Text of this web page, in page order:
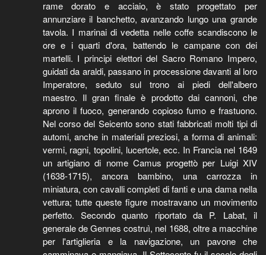
rame dorato e acciaio, è stato progettato per
annunziare il banchetto, avanzando lungo una grande
tavola. I marinai di vedetta nelle coffe scandiscono le
ore e i quarti d'ora, battendo le campane con dei
martelli. I principi elettori del Sacro Romano Impero,
guidati da araldi, passano in processione davanti al loro
Imperatore, seduto sul trono ai piedi dell'albero
maestro. Il gran finale è prodotto dai cannoni, che
aprono il fuoco, generando copioso fumo e frastuono.
Nel corso del Seicento sono stati fabbricati molti tipi di
automi, anche in materiali preziosi, a forma di animali:
vermi, ragni, topolini, lucertole, ecc. In Francia nel 1649
un artigiano di nome Camus progettò per Luigi XIV
(1638-1715), ancora bambino, una carrozza in
miniatura, con cavalli completi di fanti e una dama nella
vettura; tutte queste figure mostravano un movimento
perfetto. Secondo quanto riportato da P. Labat, il
generale de Gennes costruì, nel 1688, oltre a macchine
per l'artiglieria e la navigazione, un pavone che